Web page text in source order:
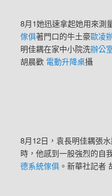
8月1她迅速拿起她用來測
傢俱著門口的牛土豪歐凌
明佳耦在家中小院洗辦公
胡晨歡 電動升降桌攝
8月12日，袁長明佳耦張
時，他感到一股強烈的自
德系統傢俱 。新華社記者